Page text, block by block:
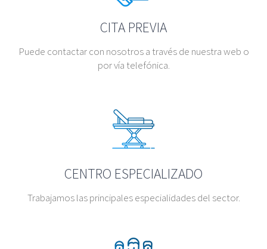
CITA PREVIA
Puede contactar con nosotros a través de nuestra web o
por vía telefónica.
CENTRO ESPECIALIZADO
Trabajamos las principales especialidades del sector.